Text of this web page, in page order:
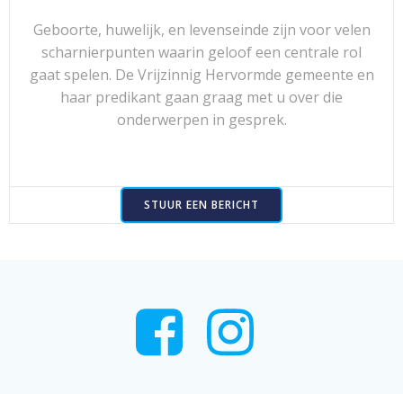
Geboorte, huwelijk, en levenseinde zijn voor velen
scharnierpunten waarin geloof een centrale rol
gaat spelen. De Vrijzinnig Hervormde gemeente en
haar predikant gaan graag met u over die
onderwerpen in gesprek.
STUUR EEN BERICHT